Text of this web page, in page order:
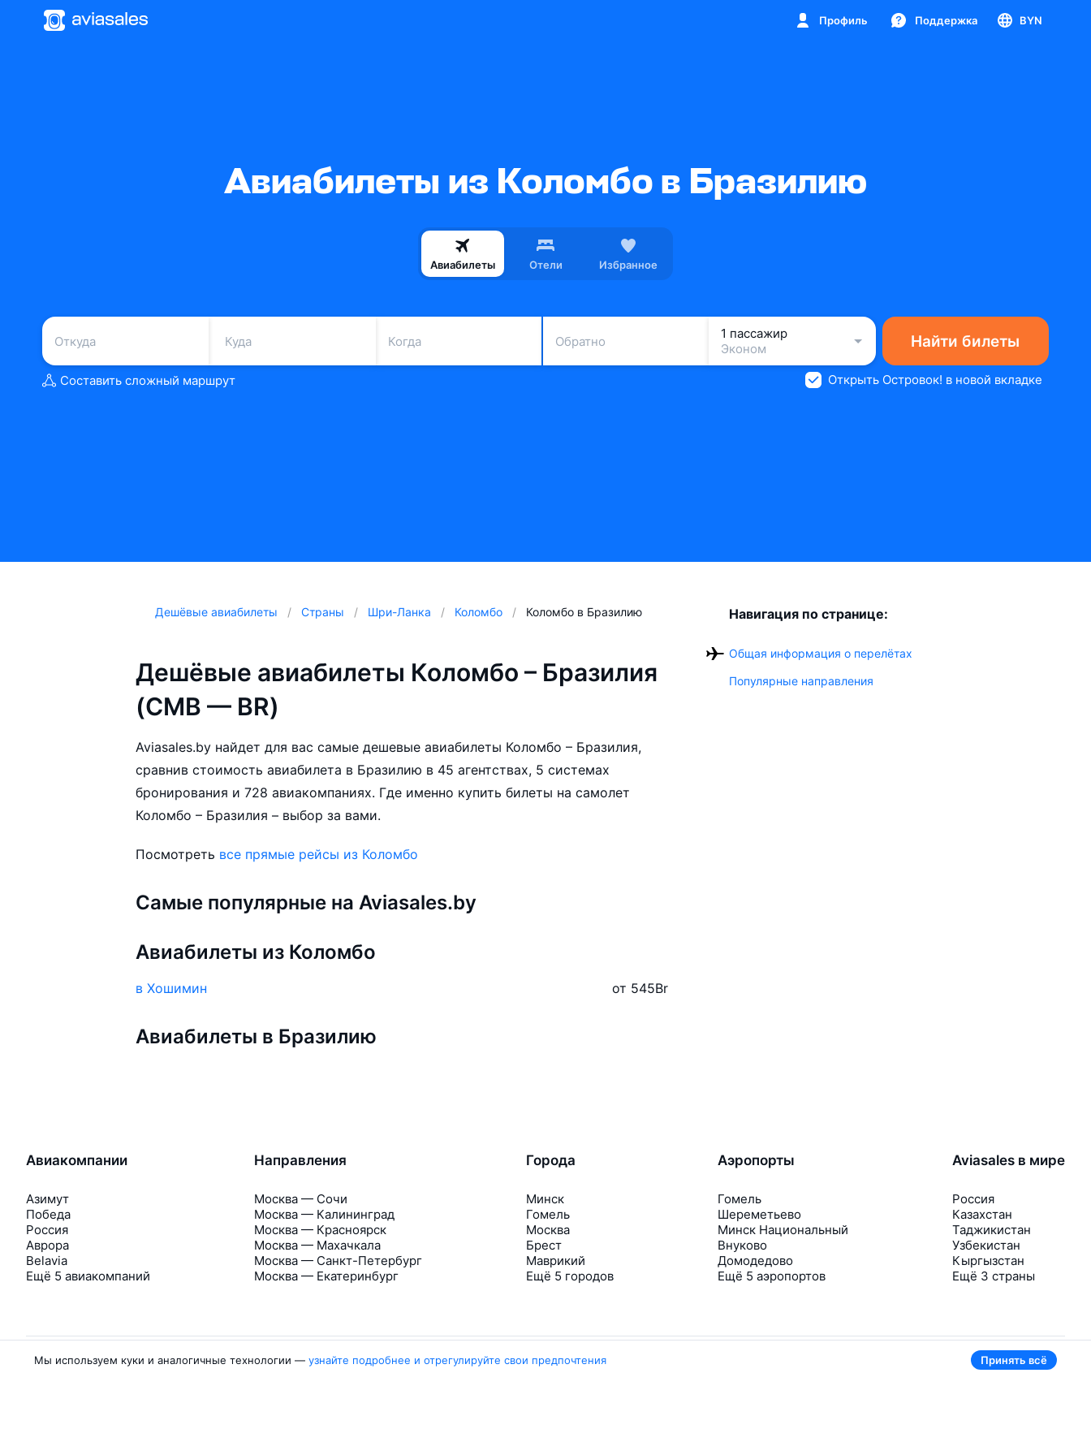
Профиль Поддержка BYN
Авиабилеты из Коломбо в Бразилию
Авиабилеты Отели Избранное
Когда Обратно
1 пассажир
Эконом
Найти билеты
Составить сложный маршрут Открыть Островок! в новой вкладке
Дешёвые авиабилеты Страны Шри-Ланка Коломбо Коломбо в Бразилию
Дешёвые авиабилеты Коломбо – Бразилия
(CMB — BR)
Aviasales.by найдет для вас самые дешевые авиабилеты Коломбо – Бразилия,
сравнив стоимость авиабилета в Бразилию в 45 агентствах, 5 системах
бронирования и 728 авиакомпаниях. Где именно купить билеты на самолет
Коломбо – Бразилия – выбор за вами.
Посмотреть все прямые рейсы из Коломбо
Самые популярные на Aviasales.by
Авиабилеты из Коломбо
в Хошимин от 545Br
Авиабилеты в Бразилию
Навигация по странице:
Общая информация о перелётах
Популярные направления
Авиакомпании
Азимут
Победа
Россия
Аврора
Belavia
Ещё 5 авиакомпаний
Направления
Москва — Сочи
Москва — Калининград
Москва — Красноярск
Москва — Махачкала
Москва — Санкт-Петербург
Москва — Екатеринбург
Города
Минск
Гомель
Москва
Брест
Маврикий
Ещё 5 городов
Аэропорты
Гомель
Шереметьево
Минск Национальный
Внуково
Домодедово
Ещё 5 аэропортов
Aviasales в мире
Россия
Казахстан
Таджикистан
Узбекистан
Кыргызстан
Ещё 3 страны
Мы используем куки и аналогичные технологии — узнайте подробнее и отрегулируйте свои предпочтения Принять всё